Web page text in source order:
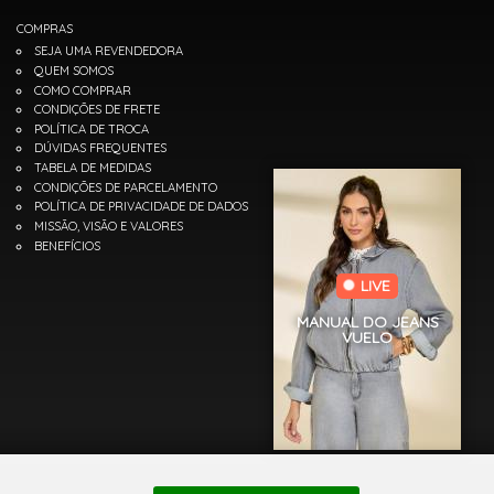
COMPRAS
SEJA UMA REVENDEDORA
QUEM SOMOS
COMO COMPRAR
CONDIÇÕES DE FRETE
POLÍTICA DE TROCA
DÚVIDAS FREQUENTES
TABELA DE MEDIDAS
CONDIÇÕES DE PARCELAMENTO
POLÍTICA DE PRIVACIDADE DE DADOS
MISSÃO, VISÃO E VALORES
BENEFÍCIOS
LIVE
MANUAL DO JEANS
VUELO